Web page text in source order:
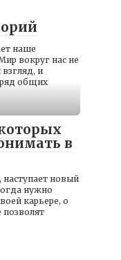
наше
вокруг нас не
и
ряд общих
в
новый
нужно
карьере, о